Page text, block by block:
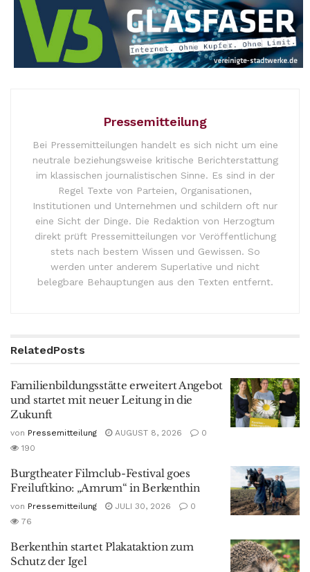
Pressemitteilung
Bei Pressemitteilungen handelt es sich nicht um eine
neutrale beziehungsweise kritische Berichterstattung
im klassischen journalistischen Sinne. Es sind in der
Regel Texte von Parteien, Organisationen,
Institutionen und Unternehmen und schildern oft nur
eine Sicht der Dinge. Die Redaktion von Herzogtum
direkt prüft Pressemitteilungen vor Veröffentlichung
stets nach bestem Wissen und Gewissen. So
werden unter anderem Superlative und nicht
belegbare Behauptungen aus den Texten entfernt.
RelatedPosts
Familienbildungsstätte erweitert Angebot
und startet mit neuer Leitung in die
Zukunft
von Pressemitteilung AUGUST 8, 2026
0
190
Burgtheater Filmclub-Festival goes
Freiluftkino: „Amrum“ in Berkenthin
von Pressemitteilung JULI 30, 2026
0
76
Berkenthin startet Plakataktion zum
Schutz der Igel